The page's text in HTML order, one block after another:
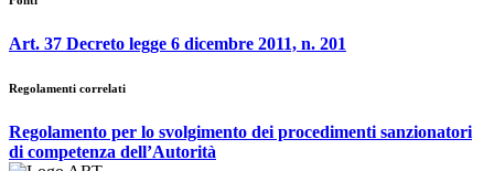
Art. 37 Decreto legge 6 dicembre 2011, n. 201
Regolamenti correlati
Regolamento per lo svolgimento dei procedimenti sanzionatori
di competenza dell’Autorità